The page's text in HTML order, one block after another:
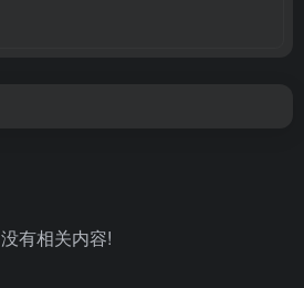
没有相关内容!